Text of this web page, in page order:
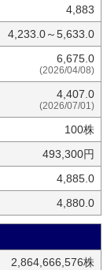
4,883
4,233.0～5,633.0
6,675.0
(2026/04/08)
4,407.0
(2026/07/01)
100株
493,300円
4,885.0
4,880.0
2,864,666,576株